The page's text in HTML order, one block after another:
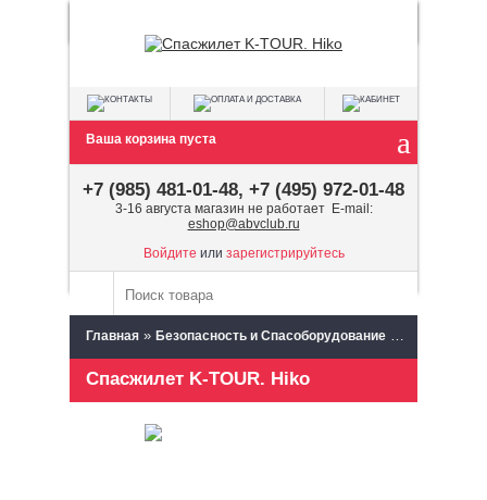
Ваша корзина пуста
+7 (985) 481-01-48, +7 (495) 972-01-48
3-16 августа магазин не работает E-mail:
eshop@abvclub.ru
Войдите или зарегистрируйтесь
Главная » Безопасность и Спасоборудование Спасжилеты
Спасжилет K-TOUR. Hiko